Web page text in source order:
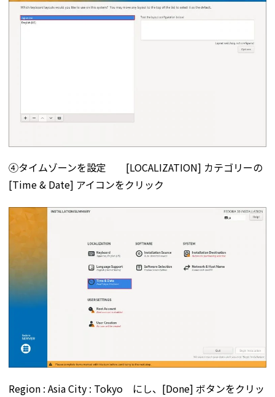
④タイムゾーンを設定 [LOCALIZATION] カテゴリーの
[Time & Date] アイコンをクリック
Region : Asia City : Tokyo にし、[Done] ボタンをクリッ